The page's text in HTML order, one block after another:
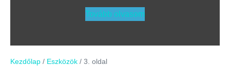
Tovább olvasom
Kezdőlap / Eszközök / 3. oldal